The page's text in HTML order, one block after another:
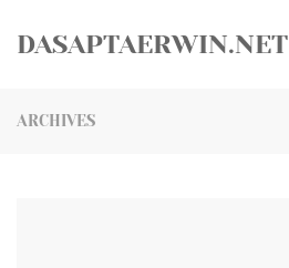
DASAPTAERWIN.NET
ARCHIVES